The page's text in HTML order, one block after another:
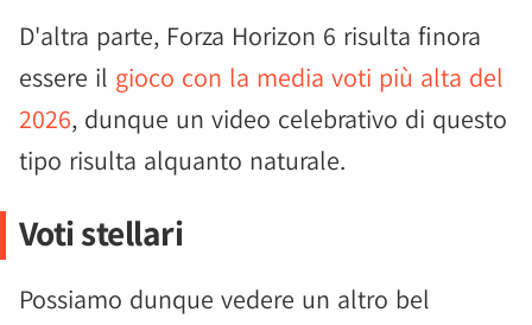
D'altra parte, Forza Horizon 6 risulta finora
essere il gioco con la media voti più alta del
2026, dunque un video celebrativo di questo
tipo risulta alquanto naturale.
Voti stellari
Possiamo dunque vedere un altro bel